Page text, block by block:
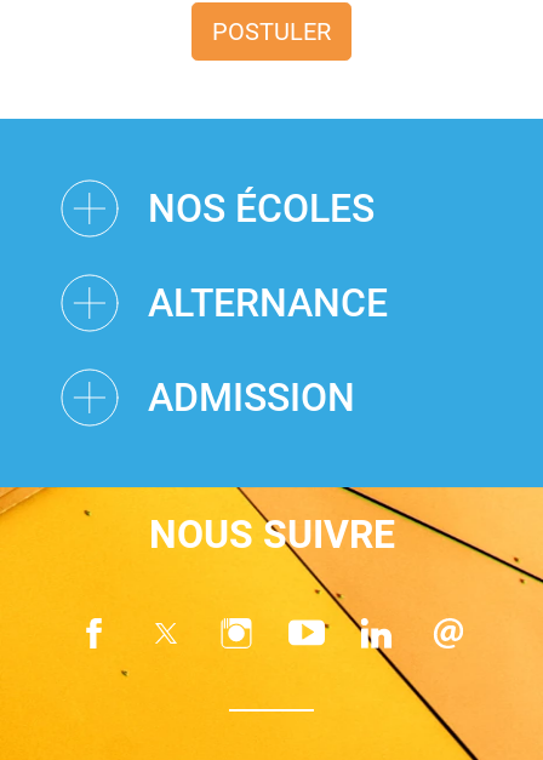
POSTULER
NOS ÉCOLES
ALTERNANCE
ADMISSION
NOUS SUIVRE